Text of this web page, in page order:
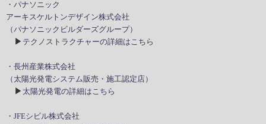
・パナソニック
アーキスケルトンデザイン株式会社
（パナソニックビルダーズグループ）
▶ テクノストラクチャーの詳細はこちら
・長州産業株式会社
（太陽光発電システム販売・施工認定店）
▶ 太陽光発電の詳細はこちら
・JFEシビル株式会社